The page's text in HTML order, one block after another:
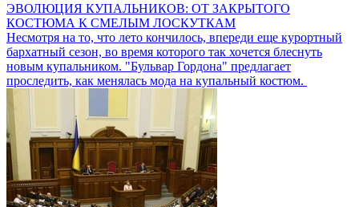
ЭВОЛЮЦИЯ КУПАЛЬНИКОВ: ОТ ЗАКРЫТОГО
КОСТЮМА К СМЕЛЫМ ЛОСКУТКАМ
Несмотря на то, что лето кончилось, впереди еще курортный
бархатный сезон, во время которого так хочется блеснуть
новым купальником. "Бульвар Гордона" предлагает
проследить, как менялась мода на купальный костюм.